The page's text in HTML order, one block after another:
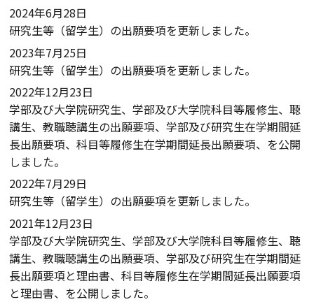
2024年6月28日
研究生等（留学生）の出願要項を更新しました。
2023年7月25日
研究生等（留学生）の出願要項を更新しました。
2022年12月23日
学部及び大学院研究生、学部及び大学院科目等履修生、聴
講生、教職聴講生の出願要項、学部及び研究生在学期間延
長出願要項、科目等履修生在学期間延長出願要項、を公開
しました。
2022年7月29日
研究生等（留学生）の出願要項を更新しました。
2021年12月23日
学部及び大学院研究生、学部及び大学院科目等履修生、聴
講生、教職聴講生の出願要項、学部及び研究生在学期間延
長出願要項と理由書、科目等履修生在学期間延長出願要項
と理由書、を公開しました。